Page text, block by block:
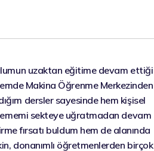
uzaktan eğitime devam ettiği
Makina Öğrenme Merkezinden
dersler sayesinde hem kişisel
sekteye uğratmadan devam
fırsatı buldum hem de alanında
donanımlı öğretmenlerden birçok